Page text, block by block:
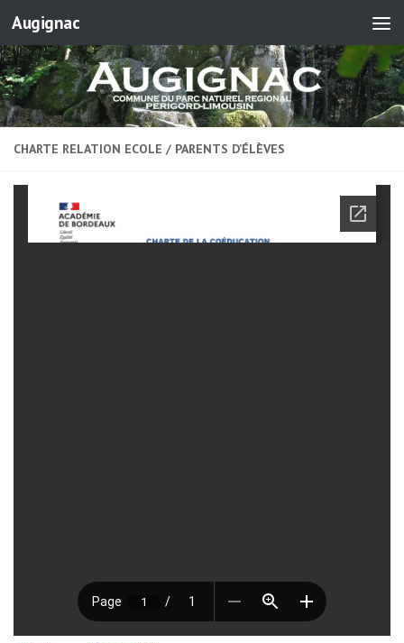
Skip to content
Augignac
CHARTE RELATION ECOLE / PARENTS D’ÉLÈVES